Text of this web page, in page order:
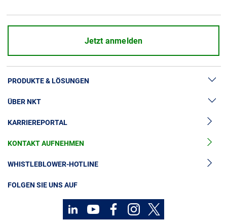
Produktion
Karriere
Europacable
Einkauf
Jetzt anmelden
PRODUKTE & LÖSUNGEN
Hochspannung
Kabelgarnituren
Mittelspannungskabel
Niederspannungskabel
ÜBER NKT
News & Presse
Unsere Geschichte
Investoren
Nachhaltigkeit
KARRIEREPORTAL
KONTAKT AUFNEHMEN
WHISTLEBLOWER-HOTLINE
FOLGEN SIE UNS AUF